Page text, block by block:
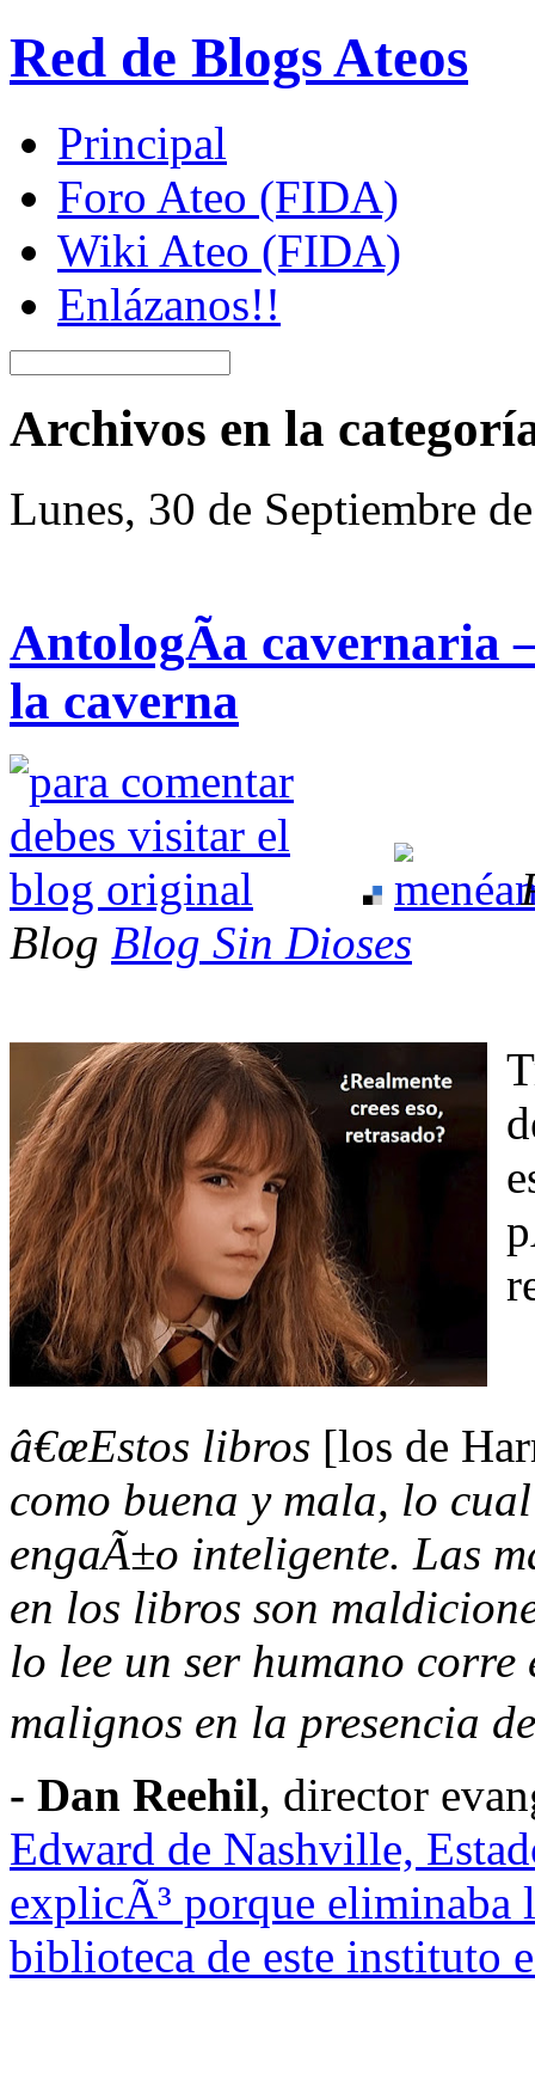
Red de Blogs Ateos
Principal
Foro Ateo (FIDA)
Wiki Ateo (FIDA)
Enlázanos!!
Archivos en la
Lunes, 30 de Septiembre
AntologÃ­a cavernaria
la caverna
Blog Blog Sin Dioses
â€œEstos libros [los de
como buena y mala, lo
engaÃ±o inteligente. Las
en los libros son
lo lee un ser humano
malignos en la presencia
- Dan Reehil, director
Edward de Nashville,
explicÃ³ porque eliminaba
biblioteca de este instituto